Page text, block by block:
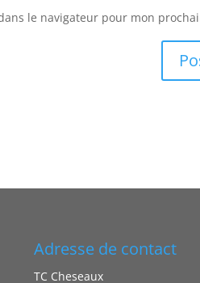
le navigateur pour mon
Adresse de contact
TC Cheseaux